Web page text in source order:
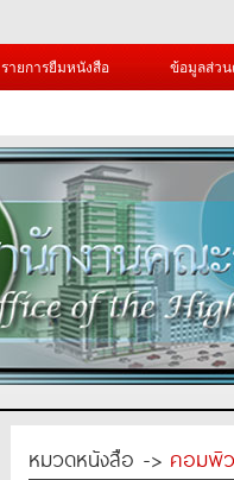
รายการยืมหนังสือ ข้อมูลส่ว
หมวดหนังสือ -> คอมพิ